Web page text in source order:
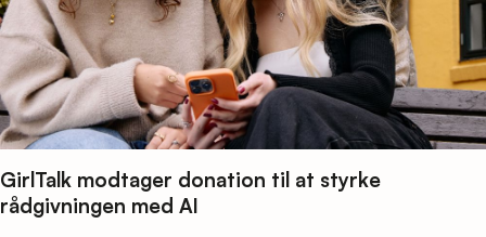
GirlTalk modtager donation til at styrke
rådgivningen med AI